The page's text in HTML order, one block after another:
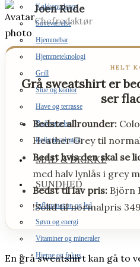
Køkkenudstyr
Soveværelse
Hjemmebar
Hjemmeteknologi
Grill
Stue og kontor
Have og terrasse
Badeværelse
Bolig inspiration
MAD & DRIKKE
SUNDHED
Inflammation og led
Søvn og energi
Vitaminer og mineraler
Hjerne og fokus
Joen Rude
Chefredaktør
HELT
Grå sweatshirt er
ser
Bedste allrounder:
Heather Grey til
Bedst hvis den skal se
med halv lynlås i grey
Bedst til lav pris: Björn
!Solid til normalpris
En grå sweatshirt kan gå to